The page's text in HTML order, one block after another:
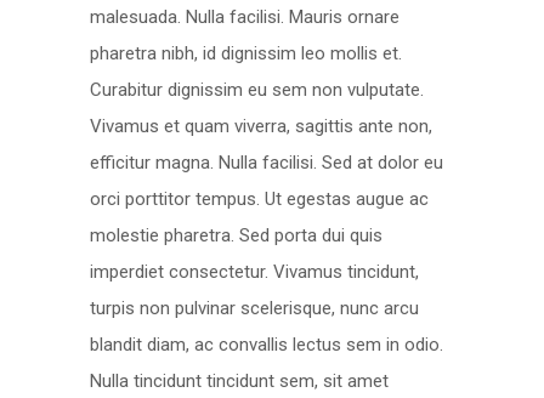
malesuada. Nulla facilisi. Mauris ornare
pharetra nibh, id dignissim leo mollis et.
Curabitur dignissim eu sem non vulputate.
Vivamus et quam viverra, sagittis ante non,
efficitur magna. Nulla facilisi. Sed at dolor eu
orci porttitor tempus. Ut egestas augue ac
molestie pharetra. Sed porta dui quis
imperdiet consectetur. Vivamus tincidunt,
turpis non pulvinar scelerisque, nunc arcu
blandit diam, ac convallis lectus sem in odio.
Nulla tincidunt tincidunt sem, sit amet